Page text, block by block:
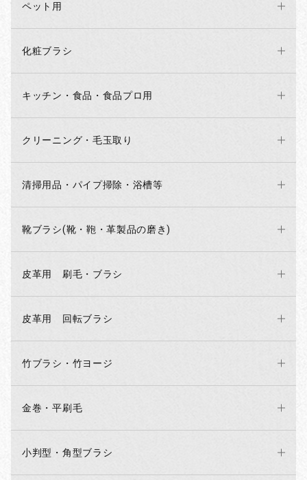
ペット用
化粧ブラシ
キッチン・食品・食品プロ用
クリーニング・毛玉取り
清掃用品・パイプ掃除・浴槽等
靴ブラシ(靴・鞄・革製品の磨き)
皮革用 刷毛・ブラシ
皮革用 回転ブラシ
竹ブラシ・竹ヨージ
金巻・平刷毛
小判型・角型ブラシ